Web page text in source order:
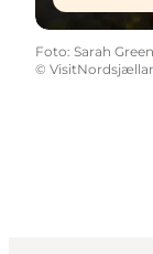
Foto: Sarah Green
©